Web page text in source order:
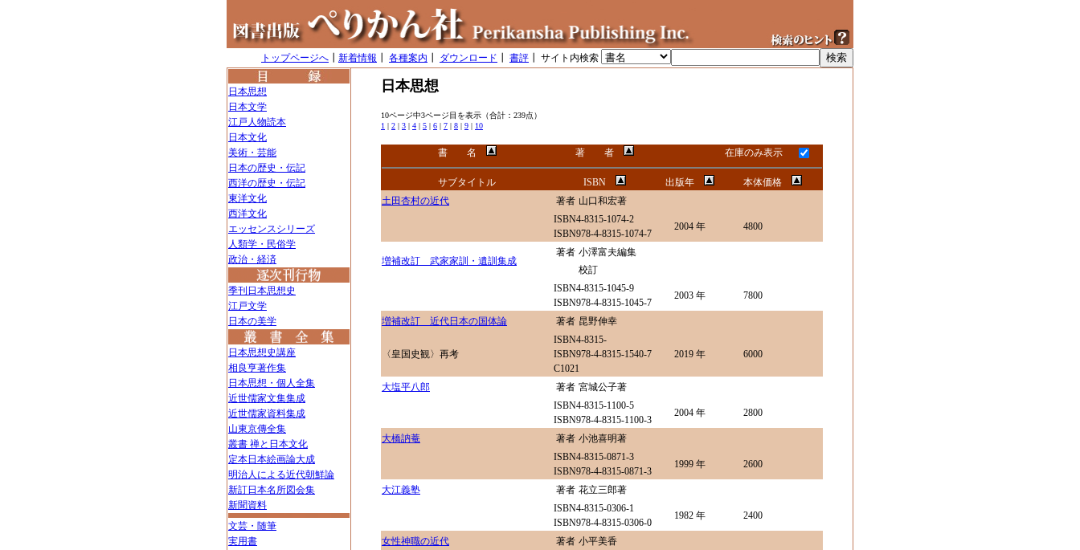
トップページへ 新着情報 各種案内 ダウンロード 書評 ┃ サイト内検索
日本思想
日本文学
江戸人物読本
日本文化
美術・芸能
日本の歴史・伝記
西洋の歴史・伝記
東洋文化
西洋文化
エッセンスシリーズ
人類学・民俗学
政治・経済
季刊日本思想史
江戸文学
日本の美学
日本思想史講座
相良亨著作集
日本思想・個人全集
近世儒家文集集成
近世儒家資料集成
山東京傳全集
叢書 禅と日本文化
定本日本絵画論大成
明治人による近代朝鮮論
新訂日本名所図会集
新聞資料
文芸・随筆
実用書
日本思想
10ページ中3ページ目を表示（合計：239点）
1 | 2 | 3 | 4 | 5 | 6 | 7 | 8 | 9 | 10
書 名 著 者 在庫のみ表示
サブタイトル ISBN 出版年
本体価格
土田杏村の近代
著者 山口和宏著
ISBN4-8315-1074-2
ISBN978-4-8315-1074-7
2004 年 4800
増補改訂 武家家訓・遺訓集成
著者 小澤富夫編集
校訂
ISBN4-8315-1045-9
ISBN978-4-8315-1045-7
2003 年 7800
増補改訂 近代日本の国体論 著者 昆野伸幸
〈皇国史観〉再考
ISBN4-8315-
ISBN978-4-8315-1540-7
C1021
2019 年 6000
大塩平八郎 著者 宮城公子著
ISBN4-8315-1100-5
ISBN978-4-8315-1100-3
2004 年 2800
大橋訥菴 著者 小池喜明著
ISBN4-8315-0871-3
ISBN978-4-8315-0871-3
1999 年 2600
大江義塾 著者 花立三郎著
ISBN4-8315-0306-1
ISBN978-4-8315-0306-0
1982 年 2400
女性神職の近代 著者 小平美香